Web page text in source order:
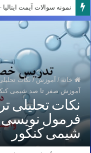
کانال آیمت ایتالیا در نرم
خانه / آموزش / نکات
آموزش صفر تا صد شیمی
نکات تحلیلی
فرمول
شیمی کنکور